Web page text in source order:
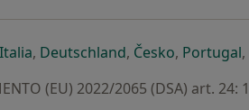
pestaña
una nueva pestaña
abre en una nueva pestaña
Italiase abre en una nueva pestaña
, Deutschlandse abre en una
, Českose abre
, Portugal,
(EU) 2022/2065 (DSA) art. 24: